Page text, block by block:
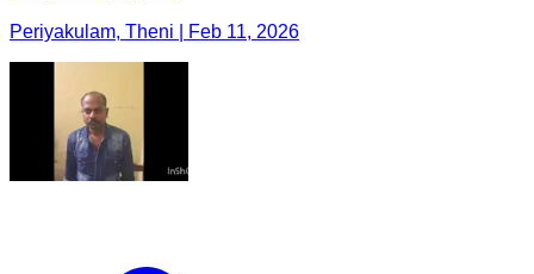
Periyakulam, Theni | Feb 11, 2026